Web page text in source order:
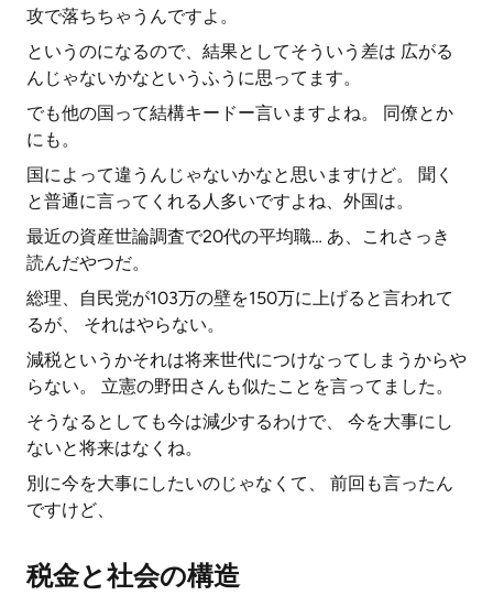
攻で落ちちゃうんですよ。
というのになるので、結果としてそういう差は 広がる
んじゃないかなというふうに思ってます。
でも他の国って結構キードー言いますよね。 同僚とか
にも。
国によって違うんじゃないかなと思いますけど。 聞く
と普通に言ってくれる人多いですよね、外国は。
最近の資産世論調査で20代の平均職… あ、これさっき
読んだやつだ。
総理、自民党が103万の壁を150万に上げると言われて
るが、 それはやらない。
減税というかそれは将来世代につけなってしまうからや
らない。 立憲の野田さんも似たことを言ってました。
そうなるとしても今は減少するわけで、 今を大事にし
ないと将来はなくね。
別に今を大事にしたいのじゃなくて、 前回も言ったん
ですけど、
税金と社会の構造